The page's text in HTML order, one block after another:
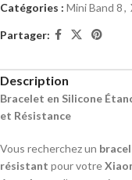
Catégories : Mini Band 8,
Partager:
Description
Bracelet en Silicone
et Résistance
Vous recherchez un
résistant pour votre